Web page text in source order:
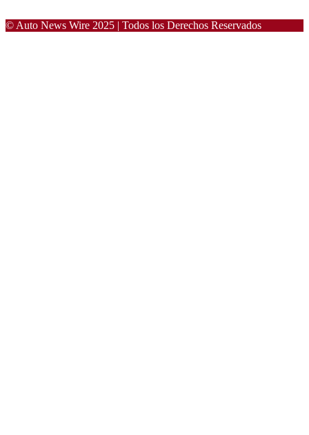
© Auto News Wire 2025 | Todos los Derechos Reservados